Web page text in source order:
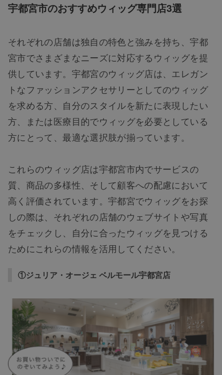
宇都宮市のおすすめウィッグ専門店3選
それぞれの店舗は独自の特色と強みを持ち、宇都
宮市でさまざまなニーズに対応するウィッグを提
供しています。宇都宮のウィッグ店は、エレガン
トなファッションアクセサリーとしてのウィッグ
を求める方、自分のスタイルを新たに表現したい
方、または医療目的でウィッグを必要としている
方にとって、最適な選択肢が揃っています。
これらのウィッグ店は宇都宮市内でサービスの
質、商品の多様性、そして顧客への配慮において
高く評価されています。宇都宮でウィッグをお探
しの際は、それぞれの店舗のウェブサイトや写真
をチェックし、自分に合ったウィッグを見つける
ためにこれらの情報を活用してください。
①ジュリア・オージェ ベルモール宇都宮店